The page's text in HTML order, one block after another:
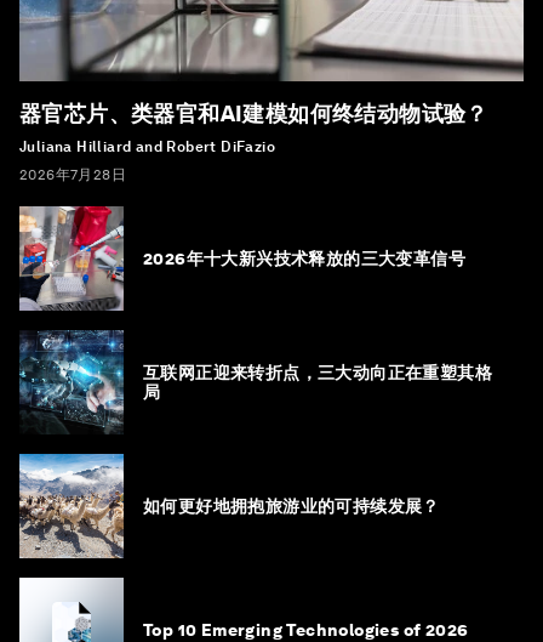
器官芯片、类器官和AI建模如何终结动物试验？
Juliana Hilliard and Robert DiFazio
2026年7月28日
2026年十大新兴技术释放的三大变革信号
互联网正迎来转折点，三大动向正在重塑其格
局
如何更好地拥抱旅游业的可持续发展？
Top 10 Emerging Technologies of 2026